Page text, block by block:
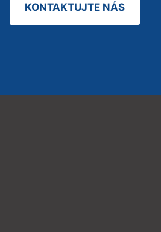
KONTAKTUJTE NÁS